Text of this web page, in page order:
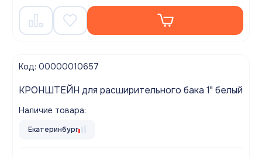
Код: 00000010657
КРОНШТЕЙН для расширительного бака 1" белый
Наличие товара:
Екатеринбург